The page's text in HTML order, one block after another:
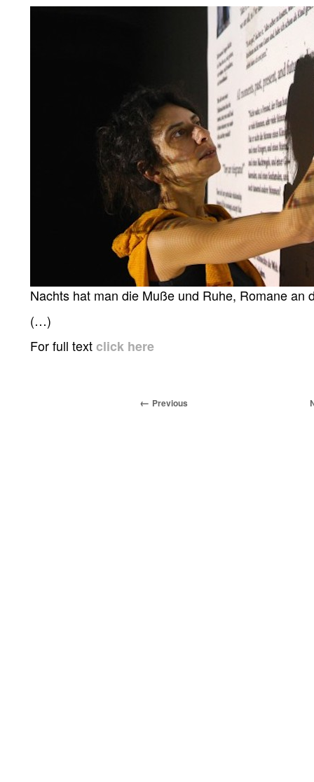
Nachts hat man die Muße und Ruhe, Romane an
(…)
For full textclick here
Previous